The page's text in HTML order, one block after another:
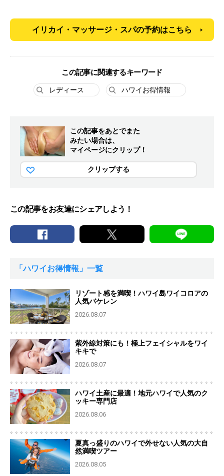
イリカイ・マッサージ・スパの予約はこちら
この記事に関連するキーワード
レディース ハワイお得情報
この記事をあとでまた
みたい場合は、
マイページにクリップ！
クリップする
この記事をお友達にシェアしよう！
「ハワイお得情報」一覧
リゾート感を満喫！ハワイ島ワイコロアの
人気バケレン
2026.08.07
紫外線対策にも！極上フェイシャルをワイ
キキで
2026.08.07
ハワイ土産に最適！地元ハワイで人気のク
ッキー専門店
2026.08.06
夏真っ盛りのハワイで外せない人気の大自
然満喫ツアー
2026.08.05